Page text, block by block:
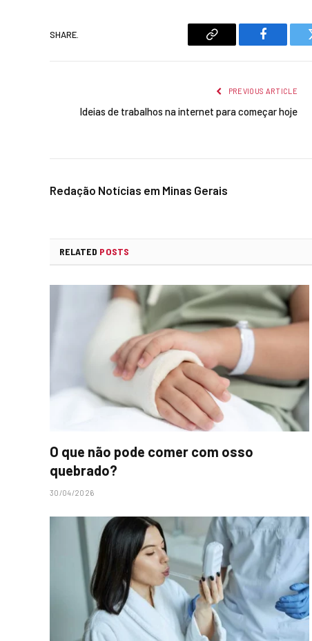
SHARE.
Copy
Facebook
PREVIOUS ARTICLE
Ideias de trabalhos na internet para começar hoje
Redação Notícias em Minas Gerais
RELATED POSTS
O que não pode comer com osso
quebrado?
30/04/2026